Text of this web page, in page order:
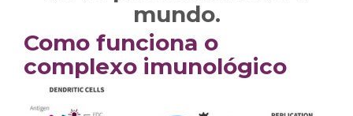
mundo.
Como funciona o
complexo imunológico